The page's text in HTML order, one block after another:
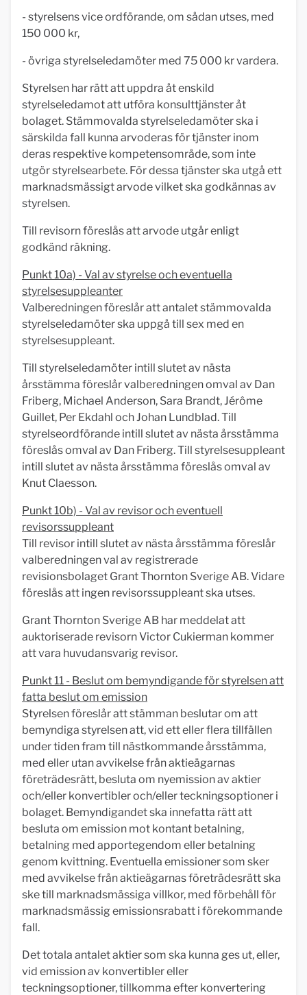
- styrelsens vice ordförande, om sådan utses, med
150 000 kr,
- övriga styrelseledamöter med 75 000 kr vardera.
Styrelsen har rätt att uppdra åt enskild
styrelseledamot att utföra konsulttjänster åt
bolaget. Stämmovalda styrelseledamöter ska i
särskilda fall kunna arvoderas för tjänster inom
deras respektive kompetensområde, som inte
utgör styrelsearbete. För dessa tjänster ska utgå ett
marknadsmässigt arvode vilket ska godkännas av
styrelsen.
Till revisorn föreslås att arvode utgår enligt
godkänd räkning.
Punkt 10a) - Val av styrelse och eventuella
styrelsesuppleanter
Valberedningen föreslår att antalet stämmovalda
styrelseledamöter ska uppgå till sex med en
styrelsesuppleant.
Till styrelseledamöter intill slutet av nästa
årsstämma föreslår valberedningen omval av Dan
Friberg, Michael Anderson, Sara Brandt, Jérôme
Guillet, Per Ekdahl och Johan Lundblad. Till
styrelseordförande intill slutet av nästa årsstämma
föreslås omval av Dan Friberg. Till styrelsesuppleant
intill slutet av nästa årsstämma föreslås omval av
Knut Claesson.
Punkt 10b) - Val av revisor och eventuell
revisorssuppleant
Till revisor intill slutet av nästa årsstämma föreslår
valberedningen val av registrerade
revisionsbolaget Grant Thornton Sverige AB. Vidare
föreslås att ingen revisorssuppleant ska utses.
Grant Thornton Sverige AB har meddelat att
auktoriserade revisorn Victor Cukierman kommer
att vara huvudansvarig revisor.
Punkt 11 - Beslut om bemyndigande för styrelsen att
fatta beslut om emission
Styrelsen föreslår att stämman beslutar om att
bemyndiga styrelsen att, vid ett eller flera tillfällen
under tiden fram till nästkommande årsstämma,
med eller utan avvikelse från aktieägarnas
företrädesrätt, besluta om nyemission av aktier
och/eller konvertibler och/eller teckningsoptioner i
bolaget. Bemyndigandet ska innefatta rätt att
besluta om emission mot kontant betalning,
betalning med apportegendom eller betalning
genom kvittning. Eventuella emissioner som sker
med avvikelse från aktieägarnas företrädesrätt ska
ske till marknadsmässiga villkor, med förbehåll för
marknadsmässig emissionsrabatt i förekommande
fall.
Det totala antalet aktier som ska kunna ges ut, eller,
vid emission av konvertibler eller
teckningsoptioner, tillkomma efter konvertering